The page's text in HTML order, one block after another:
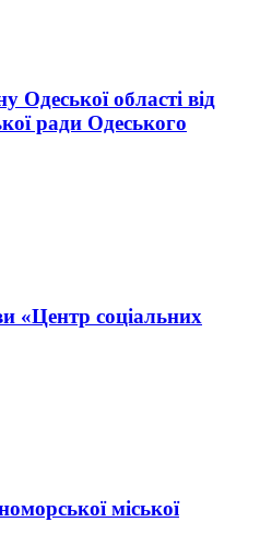
області від
ради Одеського
«Центр соціальних
міської